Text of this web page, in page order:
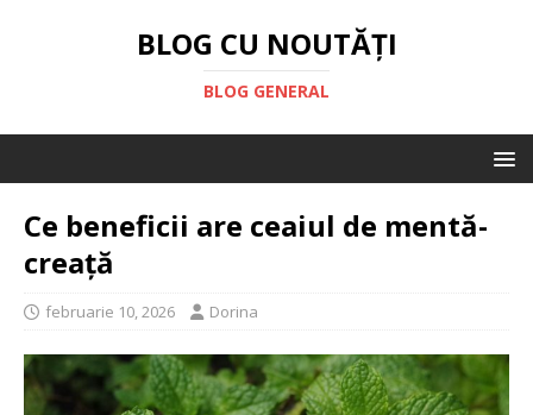
BLOG CU NOUTĂȚI
BLOG GENERAL
Ce beneficii are ceaiul de mentă-
creață
februarie 10, 2026 Dorina